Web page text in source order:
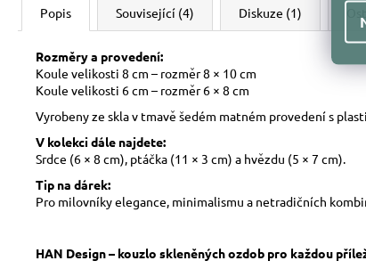
Popis Související (4) Diskuze (1)
Rozměry a provedení:
Koule velikosti 8 cm – rozměr 8 × 10 cm
Koule velikosti 6 cm – rozměr 6 × 8 cm
Vyrobeny ze skla v tmavě šedém matném provedení s
V kolekci dále najdete:
Srdce (6 × 8 cm), ptáčka (11 × 3 cm) a hvězdu (5 × 7 cm).
Tip na dárek:
Pro milovníky elegance, minimalismu a netradičních
HAN Design – kouzlo skleněných ozdob pro každou